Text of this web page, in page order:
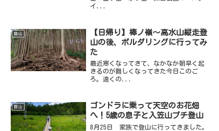
イ...
登山
【日帰り】棒ノ嶺～高水山縦走登
山の後、ボルダリングに行ってみ
た
最近寒くなってきて、なかなか朝早く起
きるのが難しくなってきた今日このご
ろ。遠くの...
登山
ゴンドラに乗って天空のお花畑
へ！5歳の息子と入笠山プチ登山
8月25日 家族で登山に行ってきました。